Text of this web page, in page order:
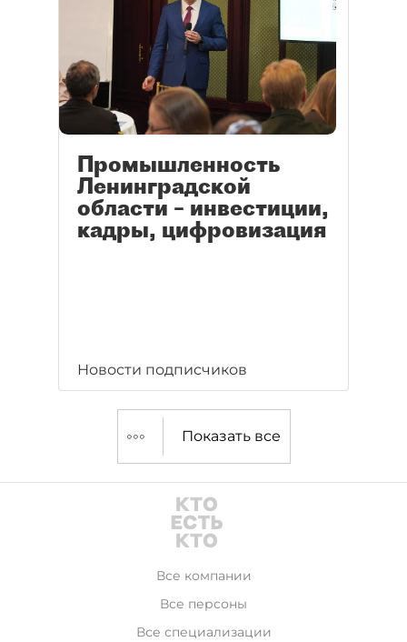
Промышленность
Ленинградской
области – инвестиции,
кадры, цифровизация
Новости подписчиков
Показать все
Все компании
Все персоны
Все специализации